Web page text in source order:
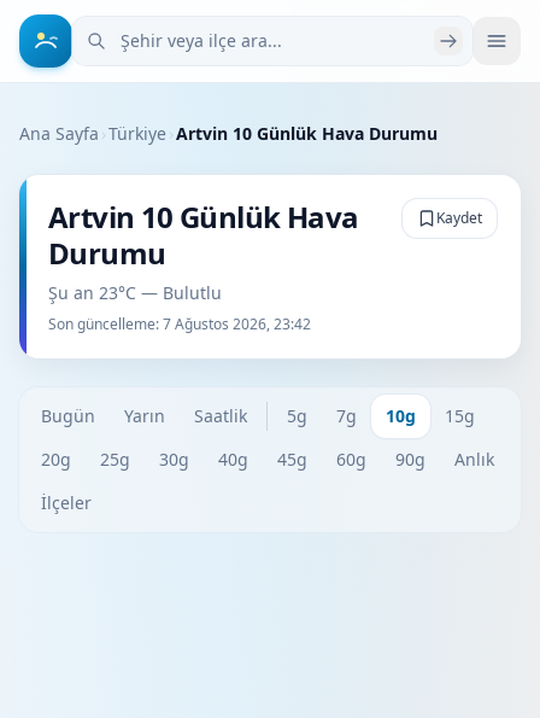
Şehir veya ilçe ara
Ana Sayfa ›Türkiye›Artvin 10 Günlük Hava Durumu
Artvin 10 Günlük Hava
Durumu
Şu an 23°C — Bulutlu
Son güncelleme:7 Ağustos 2026, 23:42
Kaydet
Bugün Yarın Saatlik 5g 7g 10g
15g
20g
25g 30g 40g 45g 60g 90g
Anlık
İlçeler